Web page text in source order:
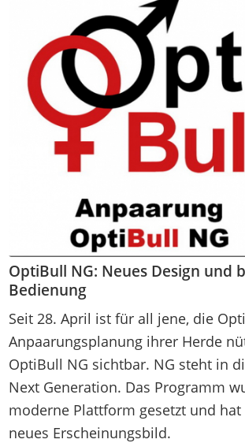
OptiBull NG: Neues Design und
Bedienung
Seit 28. April ist für all jene, die
Anpaarungsplanung ihrer Herde
OptiBull NG sichtbar. NG steht in
Next Generation. Das Programm
moderne Plattform gesetzt und
neues Erscheinungsbild.